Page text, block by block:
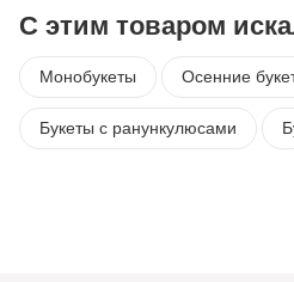
С этим товаром
Монобукеты Осенние
Букеты с ранункулюсами